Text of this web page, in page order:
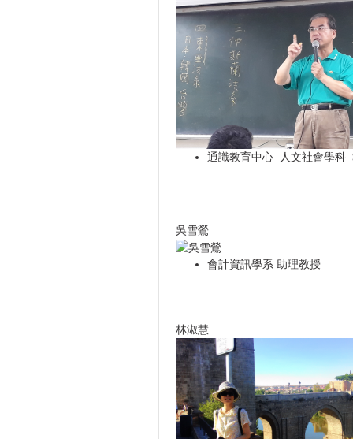
通識教育中心 人文社會學科
吳雪鶯
會計資訊學系 助理教授
林淑慧